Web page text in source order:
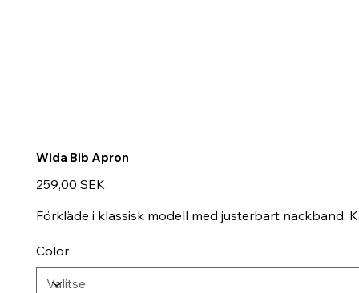
Wida Bib Apron
Hinta
259,00 SEK
Förkläde i klassisk modell med justerbart nackband.
Color